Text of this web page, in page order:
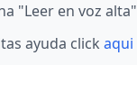
"Leer en voz alta"
ayuda click aqui